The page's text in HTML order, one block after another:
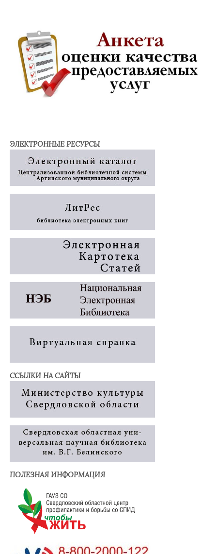
ЭЛЕКТРОННЫЕ РЕСУРСЫ
ССЫЛКИ НА САЙТЫ
ПОЛЕЗНАЯ ИНФОРМАЦИЯ